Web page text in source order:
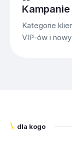
Kategorie
VIP-ów i
\ dla kogo